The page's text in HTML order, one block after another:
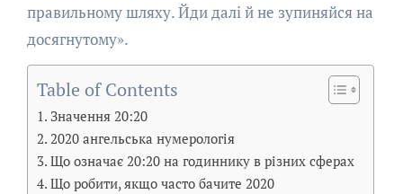
правильному шляху. Йди далі й не зупиняйся на
досягнутому».
Table of Contents
Значення 20:20
2020 ангельська нумерологія
Що означає 20:20 на годиннику в різних сферах
Що робити, якщо часто бачите 2020